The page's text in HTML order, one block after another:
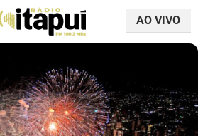
AO VIVO